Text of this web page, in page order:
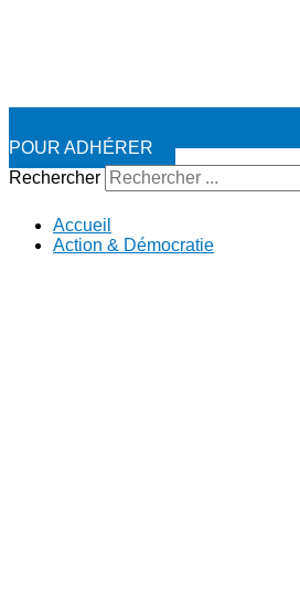
POUR ADHÉRER
Rechercher
Accueil
Action & Démocratie